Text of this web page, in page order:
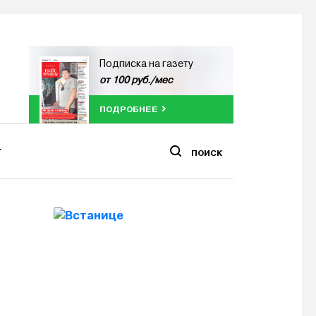
Подписка на газету
от 100 руб./мес
ПОДРОБНЕЕ
ПОИСК